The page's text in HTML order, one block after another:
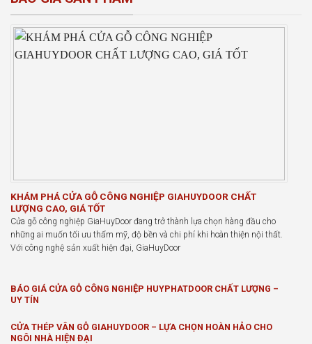
KHÁM PHÁ CỬA GỖ CÔNG NGHIỆP GIAHUYDOOR CHẤT
LƯỢNG CAO, GIÁ TỐT
Cửa gỗ công nghiệp GiaHuyDoor đang trở thành lựa chọn hàng đầu cho
những ai muốn tối ưu thẩm mỹ, độ bền và chi phí khi hoàn thiện nội thất.
Với công nghệ sản xuất hiện đại, GiaHuyDoor
BÁO GIÁ CỬA GỖ CÔNG NGHIỆP HUYPHATDOOR CHẤT LƯỢNG –
UY TÍN
CỬA THÉP VÂN GỖ GIAHUYDOOR – LỰA CHỌN HOÀN HẢO CHO
NGÔI NHÀ HIỆN ĐẠI